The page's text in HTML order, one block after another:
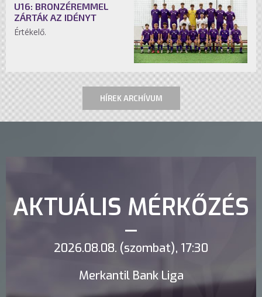
U16: BRONZÉREMMEL
ZÁRTÁK AZ IDÉNYT
Értékelő.
HÍREK ARCHÍVUM
AKTUÁLIS MÉRKŐZÉS
2026.08.08. (szombat), 17:30
Merkantil Bank Liga